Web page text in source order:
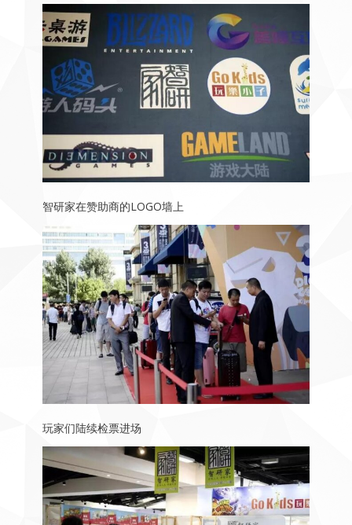
智研家在赞助商的LOGO墙上
玩家们陆续检票进场